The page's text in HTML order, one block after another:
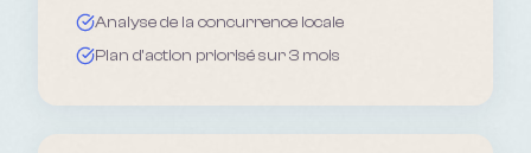
Analyse de la concurrence locale
Plan d'action priorisé sur 3 mois